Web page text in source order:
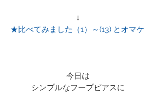
↓
★比べてみました（1）～(13) とオマケ
今日は
シンプルなフープピアスに